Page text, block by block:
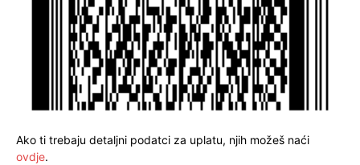
Ako ti trebaju detaljni podatci za uplatu, njih možeš naći
ovdje.